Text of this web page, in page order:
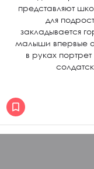
представляют
для
закладывается
малыши впервые
в руках